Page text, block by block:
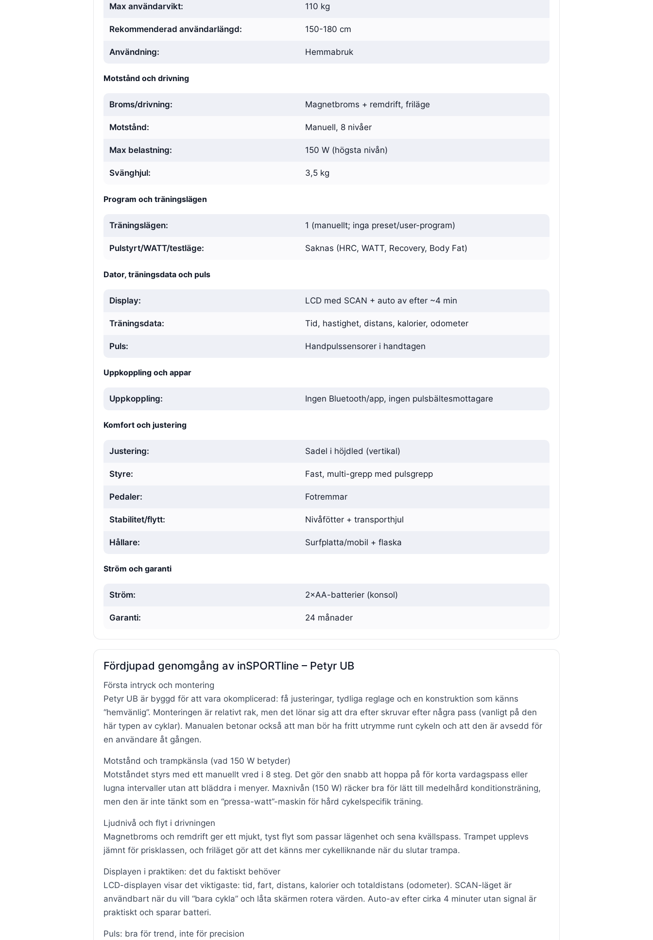
Max användarvikt: 110 kg
Rekommenderad användarlängd: 150-180 cm
Användning: Hemmabruk
Motstånd och drivning
Broms/drivning: Magnetbroms + remdrift, friläge
Motstånd: Manuell, 8 nivåer
Max belastning: 150 W (högsta nivån)
Svänghjul: 3,5 kg
Program och träningslägen
Träningslägen: 1 (manuellt; inga preset/user-program)
Pulstyrt/WATT/testläge: Saknas (HRC, WATT, Recovery, Body Fat)
Dator, träningsdata och puls
Display: LCD med SCAN + auto av efter ~4 min
Träningsdata: Tid, hastighet, distans, kalorier, odometer
Puls: Handpulssensorer i handtagen
Uppkoppling och appar
Uppkoppling: Ingen Bluetooth/app, ingen pulsbältesmottagare
Komfort och justering
Justering: Sadel i höjdled (vertikal)
Styre: Fast, multi-grepp med pulsgrepp
Pedaler: Fotremmar
Stabilitet/flytt: Nivåfötter + transporthjul
Hållare: Surfplatta/mobil + flaska
Ström och garanti
Ström: 2×AA-batterier (konsol)
Garanti: 24 månader
Fördjupad genomgång av inSPORTline – Petyr UB
Första intryck och montering
Petyr UB är byggd för att vara okomplicerad: få justeringar, tydliga reglage och en konstruktion som känns
“hemvänlig”. Monteringen är relativt rak, men det lönar sig att dra efter skruvar efter några pass (vanligt på den
här typen av cyklar). Manualen betonar också att man bör ha fritt utrymme runt cykeln och att den är avsedd för
en användare åt gången.
Motstånd och trampkänsla (vad 150 W betyder)
Motståndet styrs med ett manuellt vred i 8 steg. Det gör den snabb att hoppa på för korta vardagspass eller
lugna intervaller utan att bläddra i menyer. Maxnivån (150 W) räcker bra för lätt till medelhård konditionsträning,
men den är inte tänkt som en “pressa-watt”-maskin för hård cykelspecifik träning.
Ljudnivå och flyt i drivningen
Magnetbroms och remdrift ger ett mjukt, tyst flyt som passar lägenhet och sena kvällspass. Trampet upplevs
jämnt för prisklassen, och friläget gör att det känns mer cykelliknande när du slutar trampa.
Displayen i praktiken: det du faktiskt behöver
LCD-displayen visar det viktigaste: tid, fart, distans, kalorier och totaldistans (odometer). SCAN-läget är
användbart när du vill “bara cykla” och låta skärmen rotera värden. Auto-av efter cirka 4 minuter utan signal är
praktiskt och sparar batteri.
Puls: bra för trend, inte för precision